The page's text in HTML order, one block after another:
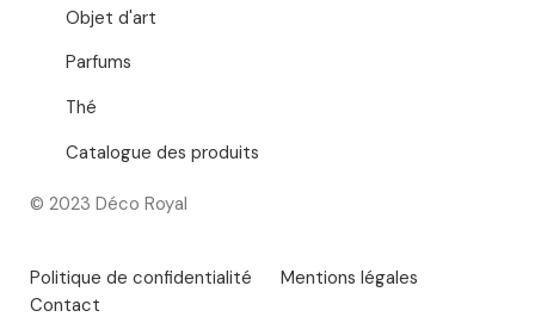
Objet d'art
Parfums
Thé
Catalogue des produits
© 2023 Déco Royal
Politique de confidentialité
Mentions légales
Contact